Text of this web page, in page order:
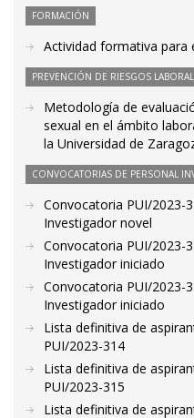
FORMACIÓN
Actividad formativa para
PREVENCIÓN DE RIESGOS
Metodología de
sexual en el ámbito
la Universidad de
CONVOCATORIAS DE PERSONAL
Convocatoria PUI/2023-
Investigador novel
Convocatoria PUI/2023-
Investigador iniciado
Convocatoria PUI/2023-
Investigador iniciado
Lista definitiva de
PUI/2023-314
Lista definitiva de
PUI/2023-315
Lista definitiva de